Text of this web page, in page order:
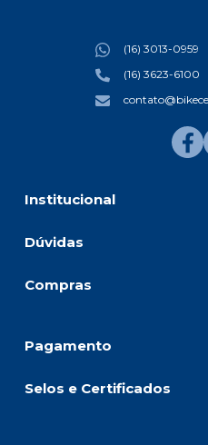
Institucional
Dúvidas
Compras
(16) 3013-0959
(16) 3623-6100
Pagamento
Selos e Certificados